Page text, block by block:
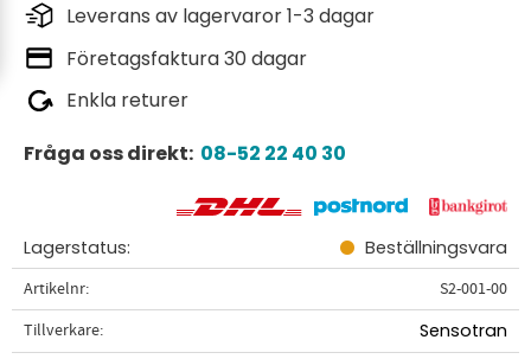
Leverans av lagervaror 1-3 dagar
Företagsfaktura 30 dagar
Enkla returer
Fråga oss direkt: 08-52 22 40 30
Lagerstatus Beställningsvara
Artikelnr
S2-001-00
Tillverkare
Sensotran